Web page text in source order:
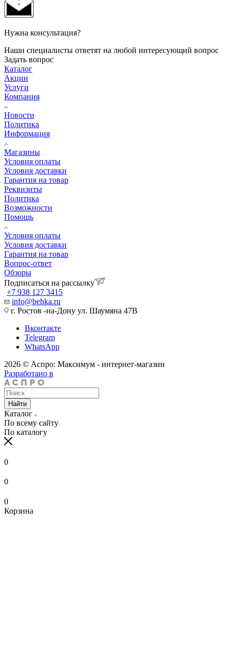
Нужна консультация?
Наши специалисты ответят на любой интересующий вопрос
Задать вопрос
Каталог
Акции
Услуги
Компания
Новости
Политика
Информация
Магазины
Условия оплаты
Условия доставки
Гарантия на товар
Реквизиты
Политика
Возможности
Помощь
Условия оплаты
Условия доставки
Гарантия на товар
Вопрос-ответ
Обзоры
Подписаться на рассылку
+7 938 127 3415
info@behka.ru
г. Ростов -на-Дону ул. Шаумяна 47В
Вконтакте
Telegram
WhatsApp
2026 © Аспро: Максимум - интернет-магазин
Разработано в
Найти
Каталог
По всему сайту
По каталогу
0
0
0
Корзина